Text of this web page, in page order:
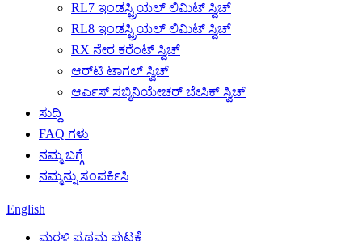
RL7 ಇಂಡಸ್ಟ್ರಿಯಲ್ ಲಿಮಿಟ್ ಸ್ವಿಚ್
RL8 ಇಂಡಸ್ಟ್ರಿಯಲ್ ಲಿಮಿಟ್ ಸ್ವಿಚ್
RX ನೇರ ಕರೆಂಟ್ ಸ್ವಿಚ್
ಆರ್‌ಟಿ ಟಾಗಲ್ ಸ್ವಿಚ್
ಆರ್ಎಸ್ ಸಬ್ಮಿನಿಯೇಚರ್ ಬೇಸಿಕ್ ಸ್ವಿಚ್
ಸುದ್ದಿ
FAQ ಗಳು
ನಮ್ಮ ಬಗ್ಗೆ
ನಮ್ಮನ್ನು ಸಂಪರ್ಕಿಸಿ
English
ಮರಳಿ ಪ್ರಥಮ ಪುಟಕ್ಕೆ